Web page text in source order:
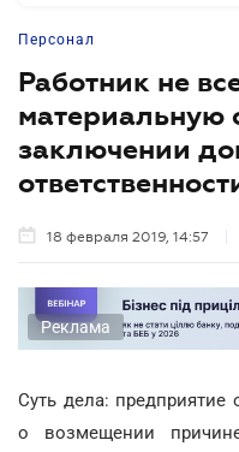
Персонал
Работник не
материальную
заключении
18 февраля 2019, 14:57
Реклама
Суть дела: предприятие
о возмещении